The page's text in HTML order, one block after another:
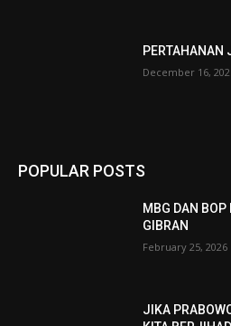
PERTAHANAN
December 16,
POPULAR POSTS
MBG DAN BOP
GIBRAN
February 25, 2026
JIKA